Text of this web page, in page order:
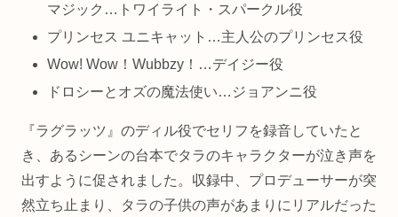
マジック…トワイライト・スパークル役
プリンセス ユニキャット…主人公のプリンセス役
Wow! Wow！Wubbzy！…デイジー役
ドロシーとオズの魔法使い…ジョアンニ役
『ラグラッツ』のディル役でセリフを録音していたと
き、あるシーンの台本でタラのキャラクターが泣き声を
出すように促されました。収録中、プロデューサーが突
然立ち止まり、タラの子供の声があまりにリアルだった